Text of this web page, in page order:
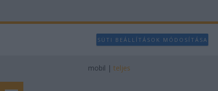
SÜTI BEÁLLÍTÁSOK MÓDOSÍTÁSA
mobil | teljes